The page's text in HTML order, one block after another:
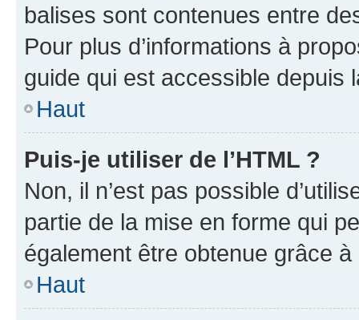
balises sont contenues entre
Pour plus d’informations à
guide qui est accessible depuis
Haut
Puis-je utiliser de l’HTML ?
Non, il n’est pas possible
partie de la mise en forme qui
également être obtenue grâce à
Haut